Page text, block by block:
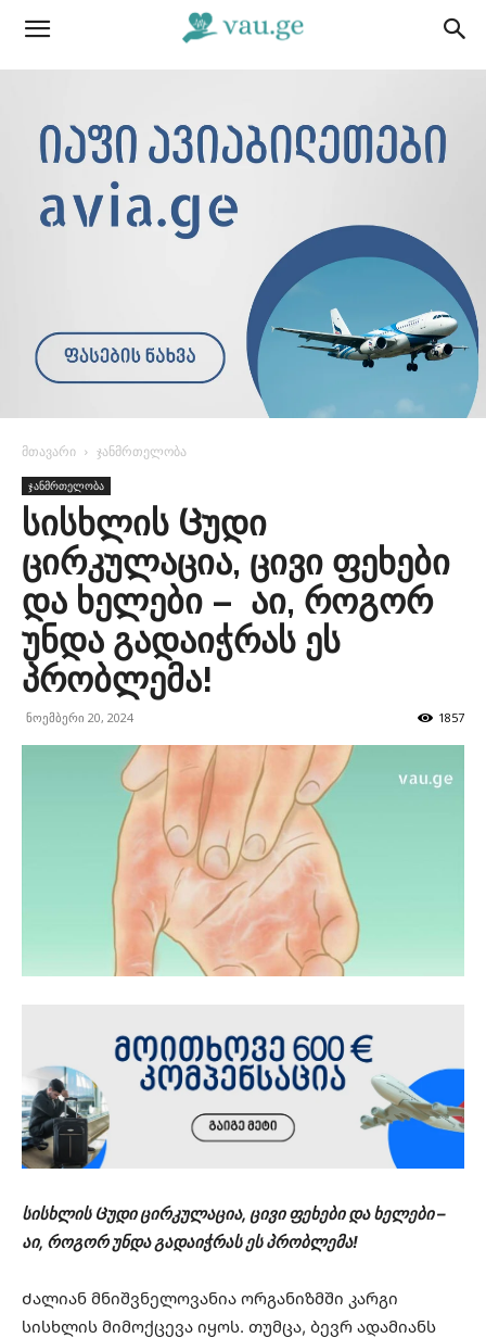
მთავარი ჯანმრთელობა
ჯანმრთელობა
სისხლის Ცუდი
ცირკულაცია, ცივი ფეხები
და ხელები – აი, როგორ
უნდა გადაიჭრას ეს
პრობლემა!
ნოემბერი 20, 2024 1857
სისხლის Ცუდი ცირკულაცია, ცივი ფეხები და ხელები –
აი, როგორ უნდა გადაიჭრას ეს პრობლემა!
Ძალიან მნიშვნელოვანია ორგანიზმში კარგი
სისხლის მიმოქცევა იყოს. თუმცა, ბევრ ადამიანს